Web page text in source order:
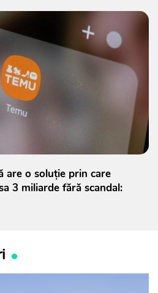
are o soluție prin care
3 miliarde fără scandal: